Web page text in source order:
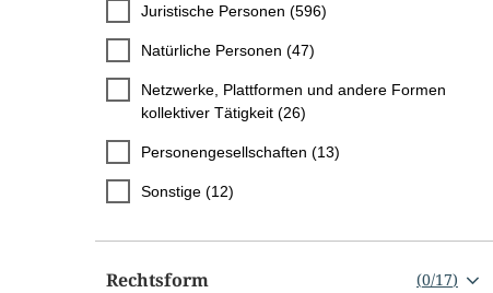
Juristische Personen (596)
Natürliche Personen (47)
Netzwerke, Plattformen und andere Formen
kollektiver Tätigkeit (26)
Personengesellschaften (13)
Sonstige (12)
Rechtsform (0/17)